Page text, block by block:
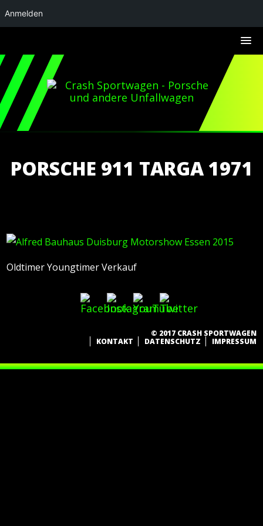
PORSCHE 911 TARGA 1971
Oldtimer Youngtimer Verkauf
© 2017 CRASH SPORTWAGEN
KONTAKT
DATENSCHUTZ IMPRESSUM
Anmelden